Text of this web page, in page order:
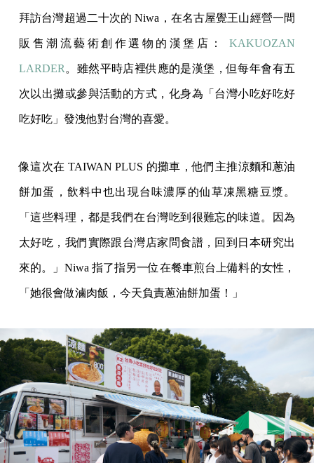
拜訪台灣超過二十次的 Niwa，在名古屋覺王山經營一間
販售潮流藝術創作選物的漢堡店： KAKUOZAN
LARDER 。雖然平時店裡供應的是漢堡，但每年會有五
次以出攤或參與活動的方式，化身為「台灣小吃好吃好
吃好吃」發洩他對台灣的喜愛。
像這次在 TAIWAN PLUS 的攤車，他們主推涼麵和蔥油
餅加蛋，飲料中也出現台味濃厚的仙草凍黑糖豆漿。
「這些料理，都是我們在台灣吃到很難忘的味道。因為
太好吃，我們實際跟台灣店家問食譜，回到日本研究出
來的。」Niwa 指了指另一位在餐車煎台上備料的女性，
「她很會做滷肉飯，今天負責蔥油餅加蛋！」